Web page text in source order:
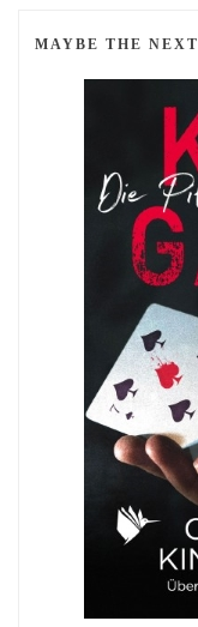
MAYBE THE NEXT